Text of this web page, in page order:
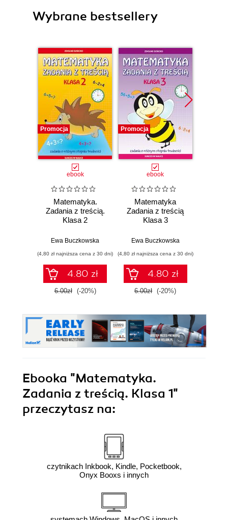
Wybrane bestsellery
Promocja
ebook
Matematyka.
Zadania z treścią.
Klasa 2
Ewa Buczkowska
(4,80 zł najniższa cena z 30 dni)
4.80 zł
6.00zł (-20%)
Promocja
ebook
Matematyka
Zadania z treścią
Klasa 3
Ewa Buczkowska
(4,80 zł najniższa cena z 30 dni)
4.80 zł
6.00zł (-20%)
Ebooka "Matematyka.
Zadania z treścią. Klasa 1"
przeczytasz na:
czytnikach Inkbook, Kindle, Pocketbook,
Onyx Booxs i innych